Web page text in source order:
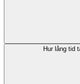
Hur lång tid